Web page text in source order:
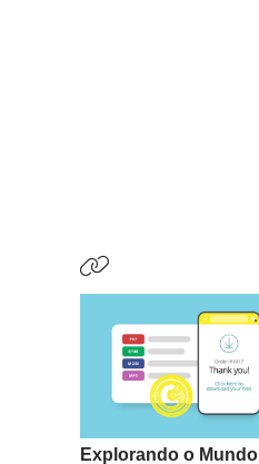
Explorando o Mundo